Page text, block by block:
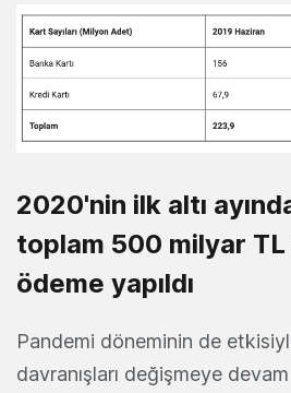
2020'nin ilk altı
toplam 500 milyar TL
ödeme yapıldı
Pandemi döneminin de
davranışları değişmeye